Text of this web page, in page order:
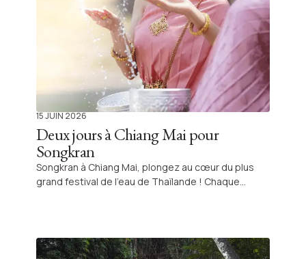
15 JUIN 2026
Deux jours à Chiang Mai pour
Songkran
Songkran à Chiang Mai, plongez au cœur du plus
grand festival de l’eau de Thaïlande ! Chaque
an thaïlandais, dans une ambiance aussi festive
que rafraîchissante. Cette année, j’y étais pour